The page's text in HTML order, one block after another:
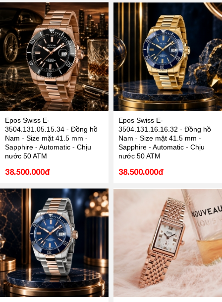
Epos Swiss E-
3504.131.05.15.34 - Đồng hồ
Nam - Size mặt 41.5 mm -
Sapphire - Automatic - Chịu
nước 50 ATM
38.500.000đ
Epos Swiss E-
3504.131.16.16.32 - Đồng hồ
Nam - Size mặt 41.5 mm -
Sapphire - Automatic - Chịu
nước 50 ATM
38.500.000đ